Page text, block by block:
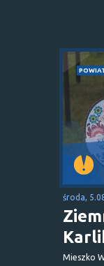
środa,
Mieszko